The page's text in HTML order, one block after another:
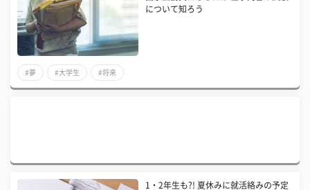
について知ろう
#夢 #大学生 #将来
​1・2年生も?! 夏休みに就活絡みの予定